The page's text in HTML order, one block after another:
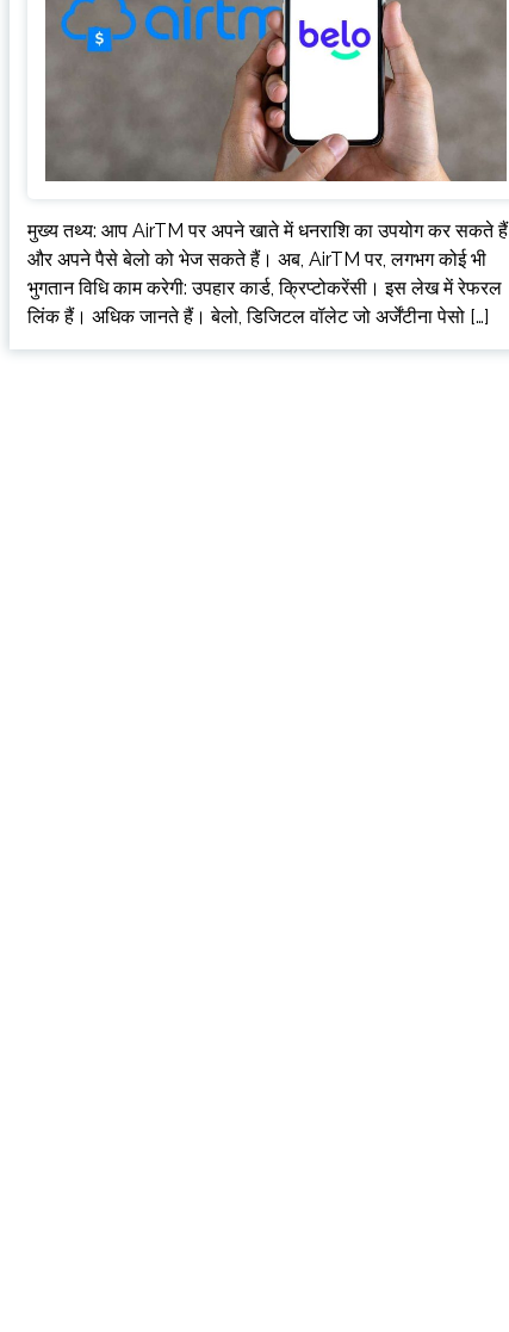
मुख्य तथ्य: आप AirTM पर अपने खाते में धनराशि का उपयोग कर सकते हैं
और अपने पैसे बेलो को भेज सकते हैं। अब, AirTM पर, लगभग कोई भी
भुगतान विधि काम करेगी: उपहार कार्ड, क्रिप्टोकरेंसी। इस लेख में रेफरल
लिंक हैं। अधिक जानते हैं। बेलो, डिजिटल वॉलेट जो अर्जेंटीना पेसो […]